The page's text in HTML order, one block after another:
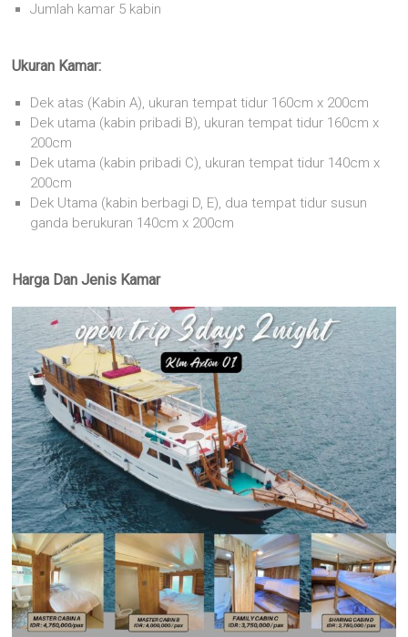
Jumlah kamar 5 kabin
Ukuran Kamar:
Dek atas (Kabin A), ukuran tempat tidur 160cm x 200cm
Dek utama (kabin pribadi B), ukuran tempat tidur 160cm x
200cm
Dek utama (kabin pribadi C), ukuran tempat tidur 140cm x
200cm
Dek Utama (kabin berbagi D, E), dua tempat tidur susun
ganda berukuran 140cm x 200cm
Harga Dan Jenis Kamar